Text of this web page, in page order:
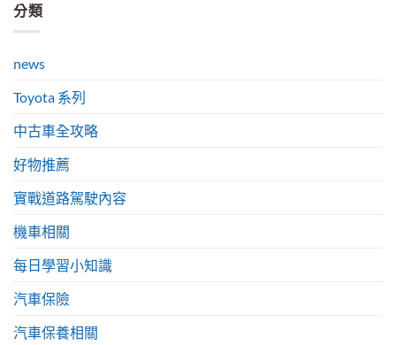
分類
news
Toyota 系列
中古車全攻略
好物推薦
實戰道路駕駛內容
機車相關
每日學習小知識
汽車保險
汽車保養相關